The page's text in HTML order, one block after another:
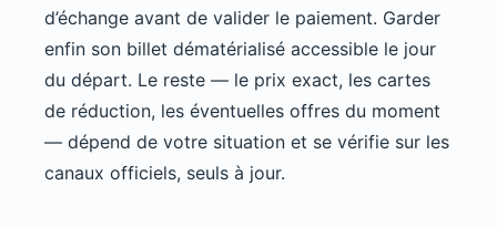
d’échange avant de valider le paiement. Garder
enfin son billet dématérialisé accessible le jour
du départ. Le reste — le prix exact, les cartes
de réduction, les éventuelles offres du moment
— dépend de votre situation et se vérifie sur les
canaux officiels, seuls à jour.